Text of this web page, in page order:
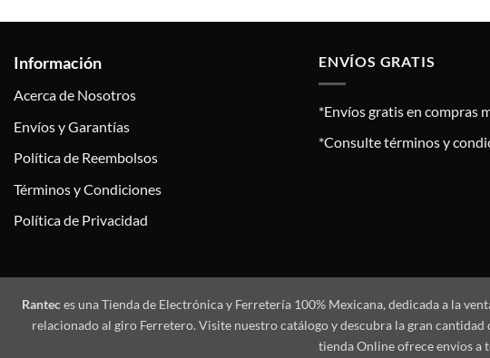
Información
Acerca de Nosotros
Envíos y Garantías
Política de Reembolsos
Términos y Condiciones
Política de Privacidad
ENVÍOS GRATIS
*Envíos gratis en compras
*Consulte términos y
Ranteces una Tienda de Electrónica y Ferretería 100% Mexicana, dedicada a la
relacionado al giro Ferretero. Visite nuestro catálogo y descubra la gran
tienda Online ofrece envíos a